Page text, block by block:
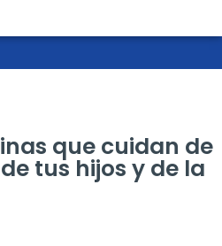
que cuidan de
tus hijos y de la